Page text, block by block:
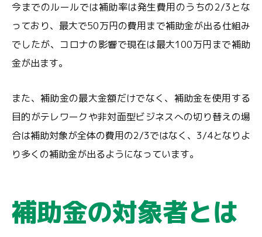
今までのルールでは補助率は発生費用のうちの2/3とな
っており、最大で50万円の費用まで補助金が出る仕組み
でしたが、コロナの影響で現在は最大100万円まで補助
金が出ます。
また、補助金の最大金額だけでなく、補助金を使用する
目的がテレワークや非対面型ビジネスへの切り替えの場
合は補助対象が全体の費用の2/3ではなく、3/4となりよ
り多くの補助金が出るようになっています。
補助金の対象者とは